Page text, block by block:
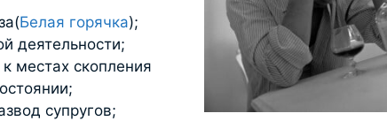
Белая горячка);
деятельности;
местах скопления
супругов;